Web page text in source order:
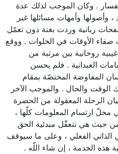
. وكان الموجب لذلك عدة
وأصولها وأمهات مسائلها غير
ربانية وردت بغتة دون تعمّل
الأوقات في الخلوات . ووقع
روحانية بين مرتبة من
العبدانية . فلم يحسن
المفاوضة المختصّة بمقام
الوقت والحال . والموجب الآخر
الرحلة المعقولة من الحضرة
هي محلّ ارتسام المعلومات كلّها ،
من حيث هي تتعقّل مبدئية الحق
الذاتي الفعلي ، وعلى ما سيوقف
هذه الخدمة ، إن شاء اللّه .